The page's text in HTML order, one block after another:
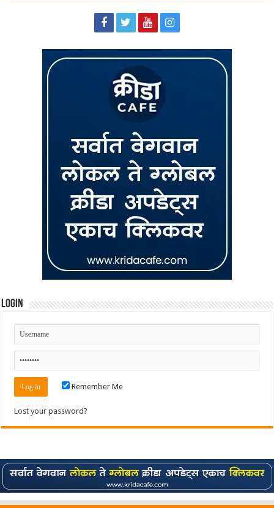
Login
Remember Me
Lost your password?